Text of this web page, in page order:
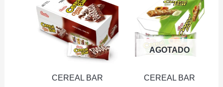
(PXDP)
cantidad
20U
(PXDP)
cantidad
CEREAL BAR
AGOTADO
CEREAL BAR